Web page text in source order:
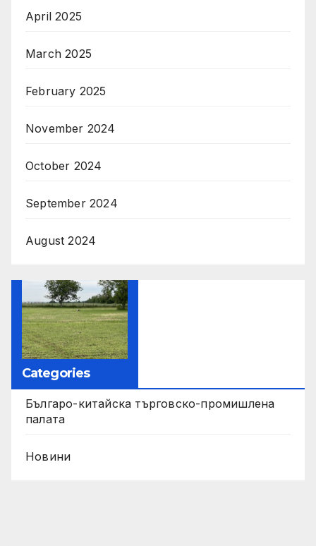
April 2025
March 2025
February 2025
November 2024
October 2024
September 2024
August 2024
Categories
Българо-китайска търговско-промишлена
палата
Новини